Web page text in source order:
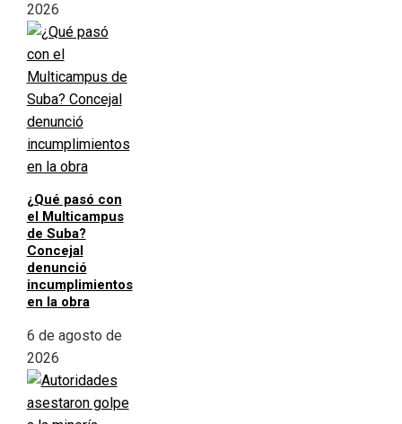
2026
¿Qué pasó con
el Multicampus
de Suba?
Concejal
denunció
incumplimientos
en la obra
6 de agosto de
2026